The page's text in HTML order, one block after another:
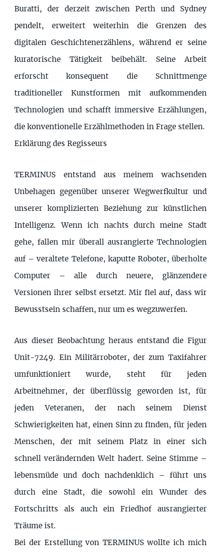
Buratti, der derzeit zwischen Perth und Sydney
pendelt, erweitert weiterhin die Grenzen des
digitalen Geschichtenerzählens, während er seine
kuratorische Tätigkeit beibehält. Seine Arbeit
erforscht konsequent die Schnittmenge
traditioneller Kunstformen mit aufkommenden
Technologien und schafft immersive Erzählungen,
die konventionelle Erzählmethoden in Frage stellen.
Erklärung des Regisseurs
TERMINUS entstand aus meinem wachsenden
Unbehagen gegenüber unserer Wegwerfkultur und
unserer komplizierten Beziehung zur künstlichen
Intelligenz. Wenn ich nachts durch meine Stadt
gehe, fallen mir überall ausrangierte Technologien
auf – veraltete Telefone, kaputte Roboter, überholte
Computer – alle durch neuere, glänzendere
Versionen ihrer selbst ersetzt. Mir fiel auf, dass wir
Bewusstsein schaffen, nur um es wegzuwerfen.
Aus dieser Beobachtung heraus entstand die Figur
Unit-7249. Ein Militärroboter, der zum Taxifahrer
umfunktioniert wurde, steht für jeden
Arbeitnehmer, der überflüssig geworden ist, für
jeden Veteranen, der nach seinem Dienst
Schwierigkeiten hat, einen Sinn zu finden, für jeden
Menschen, der mit seinem Platz in einer sich
schnell verändernden Welt hadert. Seine Stimme –
lebensmüde und doch nachdenklich – führt uns
durch eine Stadt, die sowohl ein Wunder des
Fortschritts als auch ein Friedhof ausrangierter
Träume ist.
Bei der Erstellung von TERMINUS wollte ich mich